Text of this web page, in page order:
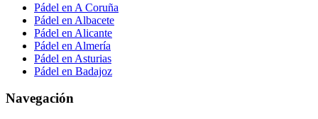
Pádel en A Coruña
Pádel en Albacete
Pádel en Alicante
Pádel en Almería
Pádel en Asturias
Pádel en Badajoz
Navegación